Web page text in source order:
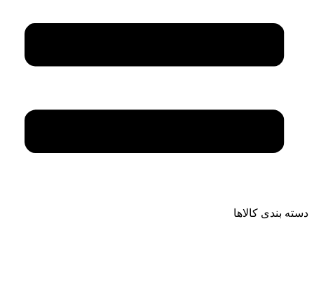
دسته بندی کالاها